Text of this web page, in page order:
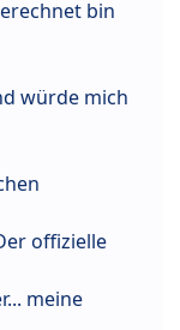
bin
würde mich
offizielle
meine